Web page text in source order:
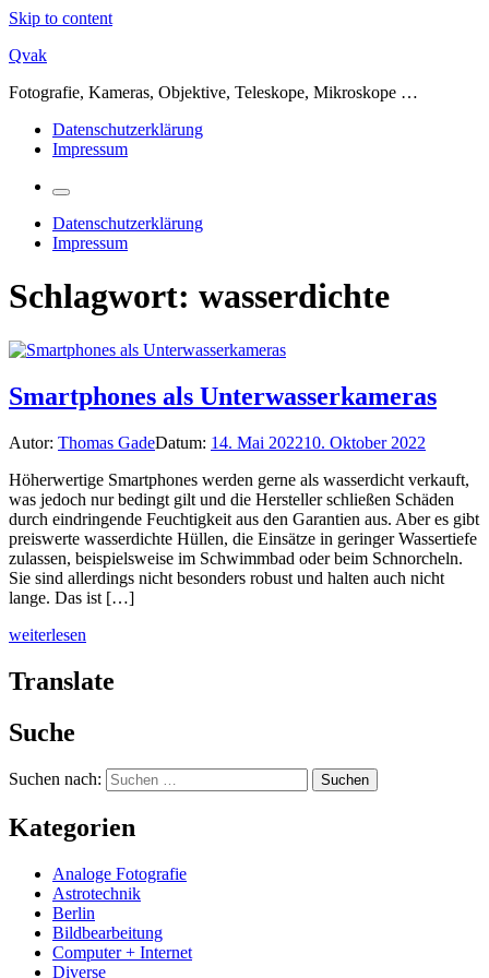
Skip to content
Qvak
Fotografie, Kameras, Objektive, Teleskope, Mikroskope …
Datenschutzerklärung
Impressum
Datenschutzerklärung
Impressum
Schlagwort: wasserdichte
Smartphones als Unterwasserkameras
Autor: Thomas GadeDatum: 14. Mai 202210. Oktober 2022
Höherwertige Smartphones werden gerne als wasserdicht verkauft,
was jedoch nur bedingt gilt und die Hersteller schließen Schäden
durch eindringende Feuchtigkeit aus den Garantien aus. Aber es gibt
preiswerte wasserdichte Hüllen, die Einsätze in geringer Wassertiefe
zulassen, beispielsweise im Schwimmbad oder beim Schnorcheln.
Sie sind allerdings nicht besonders robust und halten auch nicht
lange. Das ist […]
weiterlesen
Translate
Suche
Suchen nach:
Kategorien
Analoge Fotografie
Astrotechnik
Berlin
Bildbearbeitung
Computer + Internet
Diverse